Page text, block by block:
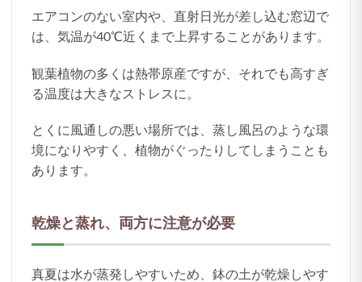
エアコンのない室内や、直射日光が差し込む窓辺で
は、気温が40℃近くまで上昇することがあります。
観葉植物の多くは熱帯原産ですが、それでも高すぎ
る温度は大きなストレスに。
とくに風通しの悪い場所では、蒸し風呂のような環
境になりやすく、植物がぐったりしてしまうことも
あります。
乾燥と蒸れ、両方に注意が必要
真夏は水が蒸発しやすいため、鉢の土が乾燥しやす